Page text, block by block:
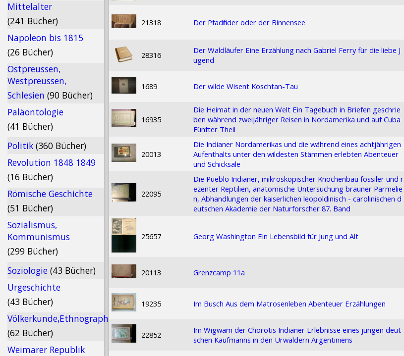
Mittelalter
(241 Bücher)
Napoleon bis 1815
(26 Bücher)
Ostpreussen,
Westpreussen,
Schlesien (90 Bücher)
Paläontologie
(41 Bücher)
Politik (360 Bücher)
Revolution 1848 1849
(16 Bücher)
Römische Geschichte
(51 Bücher)
Sozialismus,
Kommunismus
(299 Bücher)
Soziologie (43 Bücher)
Urgeschichte
(43 Bücher)
Völkerkunde,Ethnographie
(62 Bücher)
Weimarer Republik
21318 Der Pfadfinder oder der Binnensee
28316
Der Waldläufer Eine Erzählung nach Gabriel Ferry für die liebe J
ugend
1689 Der wilde Wisent Koschtan-Tau
16935
Die Heimat in der neuen Welt Ein Tagebuch in Briefen geschrie
ben während zweijähriger Reisen in Nordamerika und auf Cuba
Fünfter Theil
20013
Die Indianer Nordamerikas und die während eines achtjährigen
Aufenthalts unter den wildesten Stämmen erlebten Abenteuer
und Schicksale
22095
Die Pueblo Indianer, mikroskopischer Knochenbau fossiler und r
ezenter Reptilien, anatomische Untersuchung brauner Parmelie
n, Abhandlungen der kaiserlichen leopoldinisch - carolinischen d
eutschen Akademie der Naturforscher 87. Band
25657 Georg Washington Ein Lebensbild für Jung und Alt
20113 Grenzcamp 11a
19235 Im Busch Aus dem Matrosenleben Abenteuer Erzählungen
22852
Im Wigwam der Chorotis Indianer Erlebnisse eines jungen deut
schen Kaufmanns in den Urwäldern Argentiniens